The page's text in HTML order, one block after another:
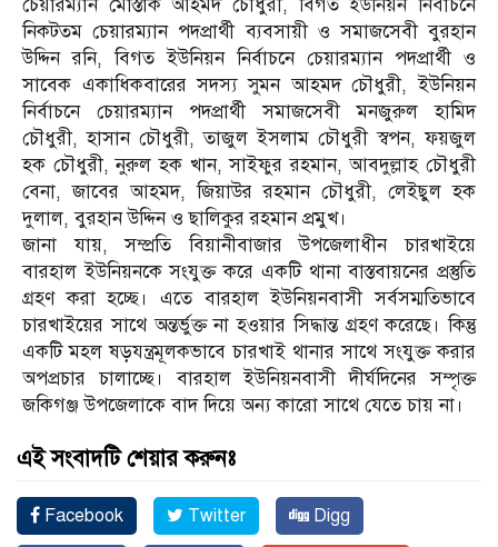
নিকটতম চেয়ারম্যান পদপ্রার্থী ব্যবসায়ী ও সমাজসেবী বুরহান
উদ্দিন রনি, বিগত ইউনিয়ন নির্বাচনে চেয়ারম্যান পদপ্রার্থী ও
সাবেক একাধিকবারের সদস্য সুমন আহমদ চৌধুরী, ইউনিয়ন
নির্বাচনে চেয়ারম্যান পদপ্রার্থী সমাজসেবী মনজুরুল হামিদ
চৌধুরী, হাসান চৌধুরী, তাজুল ইসলাম চৌধুরী স্বপন, ফয়জুল
হক চৌধুরী, নুরুল হক খান, সাইফুর রহমান, আবদুল্লাহ চৌধুরী
বেনা, জাবের আহমদ, জিয়াউর রহমান চৌধুরী, লেইছুল হক
দুলাল, বুরহান উদ্দিন ও ছালিকুর রহমান প্রমুখ।
জানা যায়, সম্প্রতি বিয়ানীবাজার উপজেলাধীন চারখাইয়ে
বারহাল ইউনিয়নকে সংযুক্ত করে একটি থানা বাস্তবায়নের প্রস্তুতি
গ্রহণ করা হচ্ছে। এতে বারহাল ইউনিয়নবাসী সর্বসম্মতিভাবে
চারখাইয়ের সাথে অন্তর্ভুক্ত না হওয়ার সিদ্ধান্ত গ্রহণ করেছে। কিন্তু
একটি মহল ষড়যন্ত্রমূলকভাবে চারখাই থানার সাথে সংযুক্ত করার
অপপ্রচার চালাচ্ছে। বারহাল ইউনিয়নবাসী দীর্ঘদিনের সম্পৃক্ত
জকিগঞ্জ উপজেলাকে বাদ দিয়ে অন্য কারো সাথে যেতে চায় না।
এই সংবাদটি শেয়ার করুনঃ
Facebook Twitter Digg